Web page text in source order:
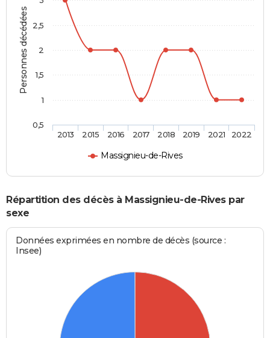
Personnes décédées
Massignieu-de-Rives
2013 2015 2016 2017 2018 2019 2021 2022
0,5
1
1,5
2
2,5
Répartition des décès à Massignieu-de-Rives par
sexe
Données exprimées en nombre de décès (source :
Insee)